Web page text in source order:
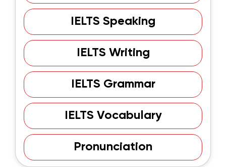
IELTS Speaking
IELTS Writing
IELTS Grammar
IELTS Vocabulary
Pronunciation